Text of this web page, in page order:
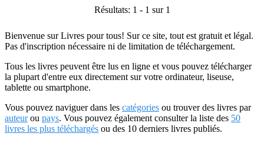
Résultats: 1 - 1 sur 1
Bienvenue sur Livres pour tous! Sur ce site, tout est gratuit et légal.
Pas d'inscription nécessaire ni de limitation de téléchargement.
Tous les livres peuvent être lus en ligne et vous pouvez télécharger
la plupart d'entre eux directement sur votre ordinateur, liseuse,
tablette ou smartphone.
Vous pouvez naviguer dans les catégories ou trouver des livres par
auteurou pays. Vous pouvez également consulter la liste des 50
livres les plus téléchargés ou des 10 derniers livres publiés.